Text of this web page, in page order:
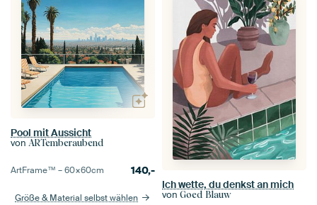
Pool mit Aussicht
von ARTemberaubend
ArtFrame™ –60×60cm 140,-
Größe & Material selbst wählen
Ich wette, du denkst an mich
von Goed Blauw